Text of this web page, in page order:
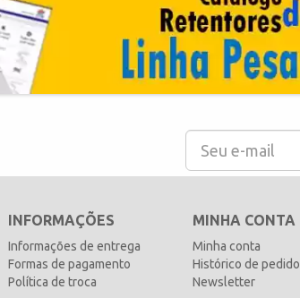
INFORMAÇÕES
Informações de entrega
Formas de pagamento
Política de troca
MINHA CONTA
Minha conta
Histórico de
Newsletter